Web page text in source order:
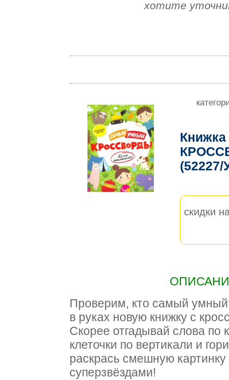
хотите
скидки
Проверим, кто самый
в руках новую книжку с
Скорее отгадывай слова по
клеточки по вертикали и
раскрась смешную
суперзвёздами!